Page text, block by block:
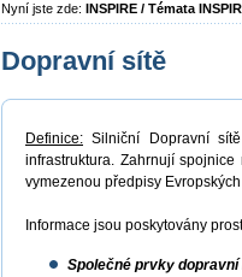
Nyní jste zde: INSPIRE / Témata
Dopravní sítě
Definice: Silniční Dopravní
infrastruktura. Zahrnují
vymezenou předpisy
Informace jsou poskytovány
Společné prvky